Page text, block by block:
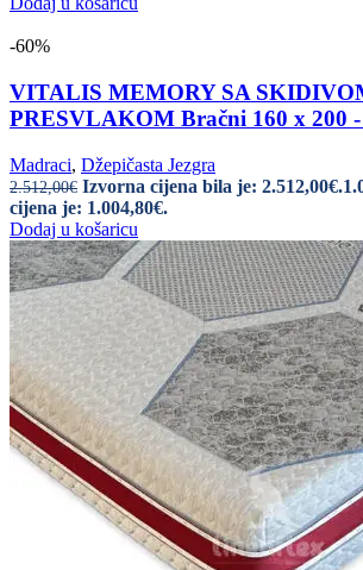
-60%
VITALIS MEMORY SA
PRESVLAKOM Bračni 160 x 200
Madraci, Džepičasta Jezgra
2.512,00€ Izvorna cijena bila je: 2.512,00€.
cijena je: 1.004,80€.
Dodaj u košaricu